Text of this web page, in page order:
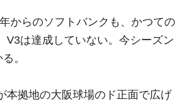
からのソフトバンクも、かつての
V3は達成していない。今シーズン
。
拠地の大阪球場のド正面で広げ